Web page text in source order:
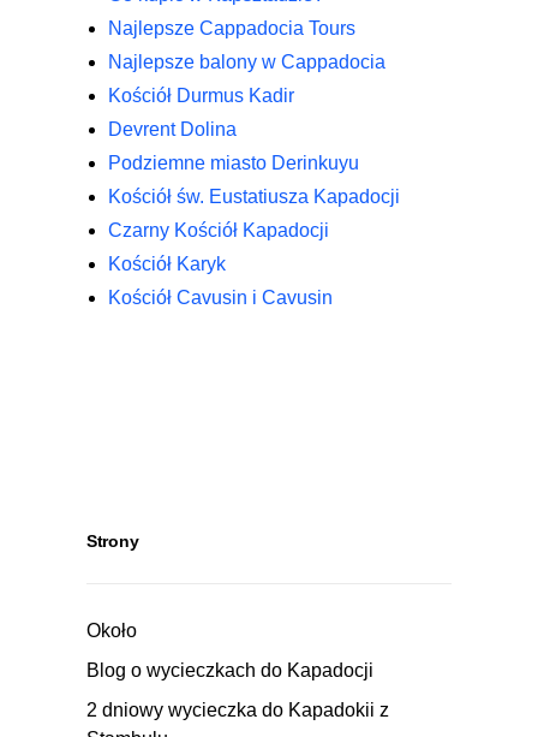
Najlepsze Cappadocia Tours
Najlepsze balony w Cappadocia
Kościół Durmus Kadir
Devrent Dolina
Podziemne miasto Derinkuyu
Kościół św. Eustatiusza Kapadocji
Czarny Kościół Kapadocji
Kościół Karyk
Kościół Cavusin i Cavusin
Strony
Około
Blog o wycieczkach do Kapadocji
2 dniowy wycieczka do Kapadokii z